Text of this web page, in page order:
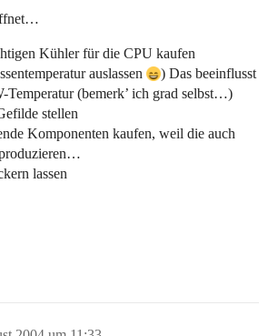
Kühler für die CPU kaufen
auslassen
) Das beeinflusst
Temperatur (bemerk’ ich grad selbst…)
stellen
Komponenten kaufen, weil die auch
lassen